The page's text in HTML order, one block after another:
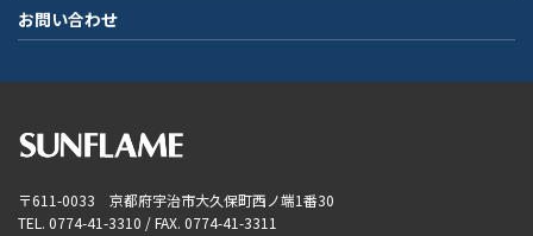
お問い合わせ
〒611-0033 京都府宇治市大久保町西ノ端1番30
TEL. 0774-41-3310 / FAX. 0774-41-3311